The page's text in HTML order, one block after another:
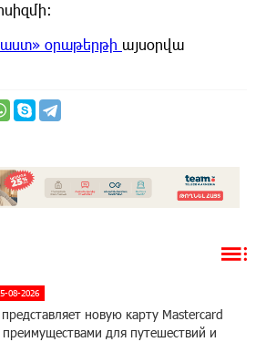
օրաթերթի այսօրվա
08-2026
новую карту Mastercard
преимуществами для путешествий и